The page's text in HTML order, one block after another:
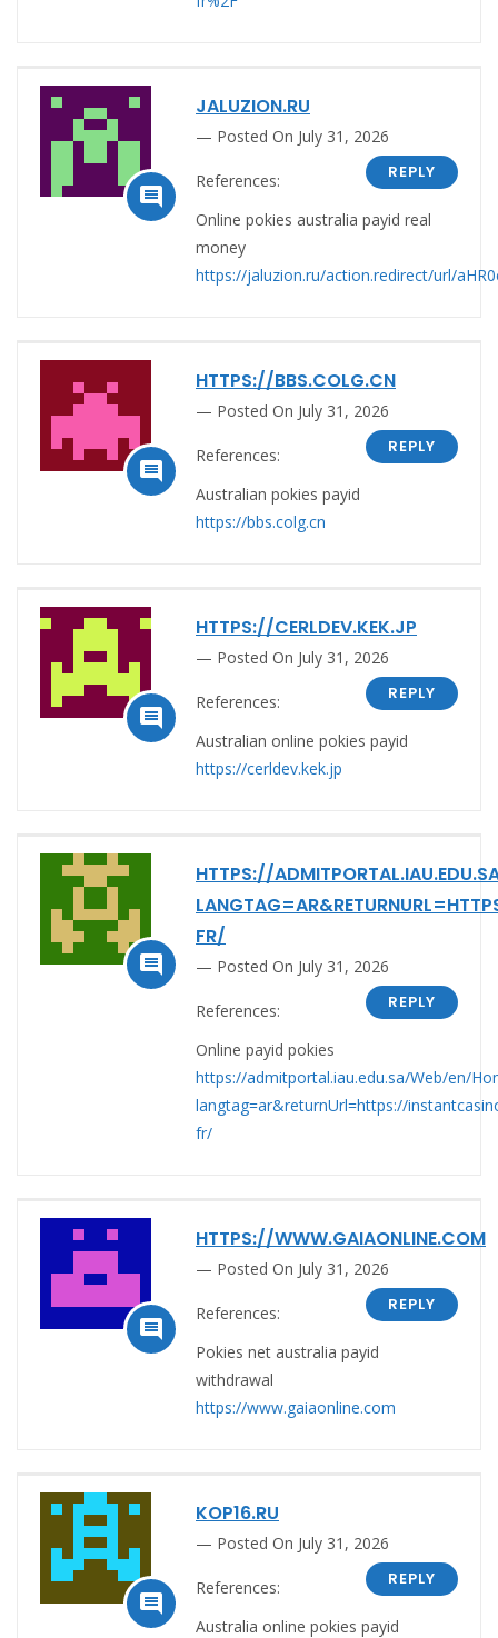

JALUZION.RU
Posted On July 31, 2026
REPLY
References:
Online pokies australia payid real
money
https://jaluzion.ru/action.redirect/url/

HTTPS://BBS.COLG.CN
Posted On July 31, 2026
REPLY
References:
Australian pokies payid
https://bbs.colg.cn

HTTPS://CERLDEV.KEK.JP
Posted On July 31, 2026
REPLY
References:
Australian online pokies payid
https://cerldev.kek.jp

HTTPS://
FR/
Posted On July 31, 2026
REPLY
References:
Online payid pokies
https://admitportal.iau.edu.sa/Web/en/
langtag=ar&returnUrl=https://
fr/

HTTPS://WWW.GAIAONLINE.COM
Posted On July 31, 2026
REPLY
References:
Pokies net australia payid
withdrawal
https://www.gaiaonline.com

KOP16.RU
Posted On July 31, 2026
REPLY
References:
Australia online pokies payid